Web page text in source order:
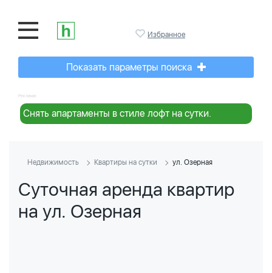
Избранное
Показать параметры поиска
Реклама:
Снять апартаменты в стиле лофт на сутки.
Недвижимость Квартиры на сутки ул. Озерная
Суточная аренда квартир
на ул. Озерная